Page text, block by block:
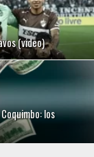
(video)
los